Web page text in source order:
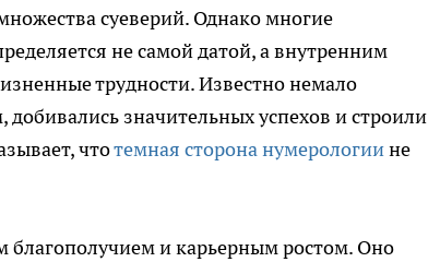
суеверий. Однако многие
не самой датой, а внутренним
трудности. Известно немало
значительных успехов и строили
чтотемная сторона нумерологиине
благополучием и карьерным ростом. Оно